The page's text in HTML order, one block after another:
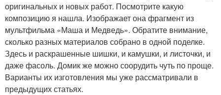
оригинальных и новых работ. Посмотрите какую
композицию я нашла. Изображает она фрагмент из
мультфильма «Маша и Медведь». Обратите внимание,
сколько разных материалов собрано в одной поделке.
Здесь и раскрашенные шишки, и камушки, и листочки, и
даже фасоль. Домик же можно соорудить чуть по проще.
Варианты их изготовления мы уже рассматривали в
предыдущих статьях.